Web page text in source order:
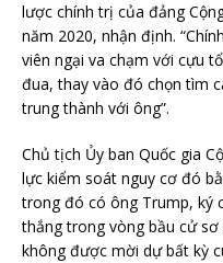
lược chính trị của đảng
năm 2020, nhận định.
viên ngại va chạm với cựu
đua, thay vào đó chọn tìm
trung thành với ông”.
Chủ tịch Ủy ban Quốc gia
lực kiểm soát nguy cơ đó
trong đó có ông Trump, ký
thắng trong vòng bầu cử
không được mời dự bất kỳ